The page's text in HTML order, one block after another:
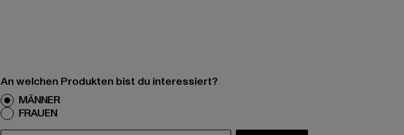
An welchen Produkten bist du interessiert?
MÄNNER
FRAUEN